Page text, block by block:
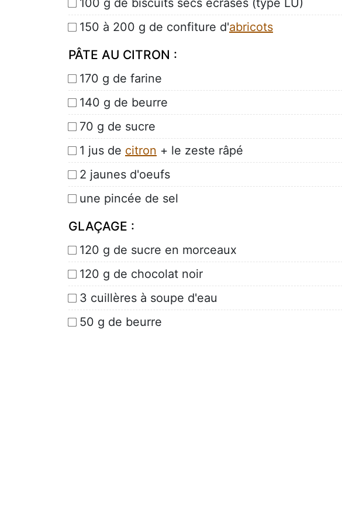
150 à 200 g de confiture d'abricots
PÂTE AU CITRON :
170 g de farine
140 g de beurre
70 g de sucre
1 jus de citron + le zeste râpé
2 jaunes d'oeufs
une pincée de sel
GLAÇAGE :
120 g de sucre en morceaux
120 g de chocolat noir
3 cuillères à soupe d'eau
50 g de beurre